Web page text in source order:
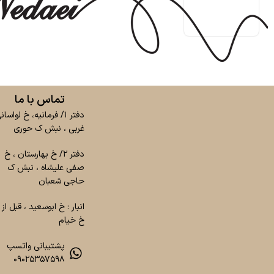
تماس با ما
دفتر ۱/ فرمانیه، خ
غربی ، نبش ک حوری
دفتر ۲/ خ بهارستان ، خ
صفی علیشاه ، نبش ک
حاجی شعبان
انبار : خ ابوسعید ، قبل از
خ خیام
پشتیبانی واتسپ
۰۹۰۲۵۳۵۷۵۹۸